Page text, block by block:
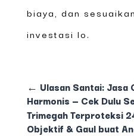
biaya, dan
investasi lo.
← Ulasan Santai: Jasa
Harmonis — Cek Dulu
Trimegah Terproteksi
Objektif & Gaul buat